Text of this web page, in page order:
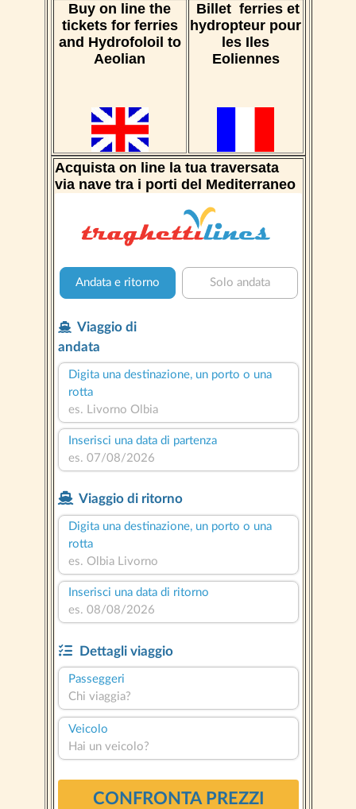
Buy on line the
tickets for ferries
and Hydrofoloil to
Aeolian
Billet ferries et
hydropteur pour
les Iles
Eoliennes
Acquista on line la tua traversata
via nave tra i porti del Mediterraneo